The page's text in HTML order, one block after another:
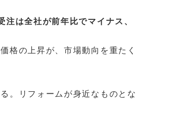
注は全社が前年比でマイナス、
格の上昇が、市場動向を重たく
。リフォームが身近なものとな